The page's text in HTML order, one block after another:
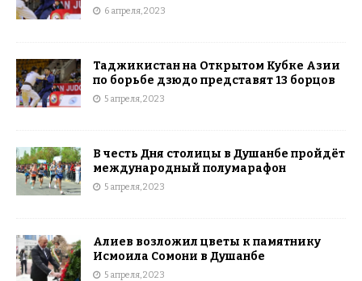
6 апреля, 2023
Таджикистан на Открытом Кубке Азии
по борьбе дзюдо представят 13 борцов
5 апреля, 2023
В честь Дня столицы в Душанбе пройдёт
международный полумарафон
5 апреля, 2023
Алиев возложил цветы к памятнику
Исмоила Сомони в Душанбе
5 апреля, 2023